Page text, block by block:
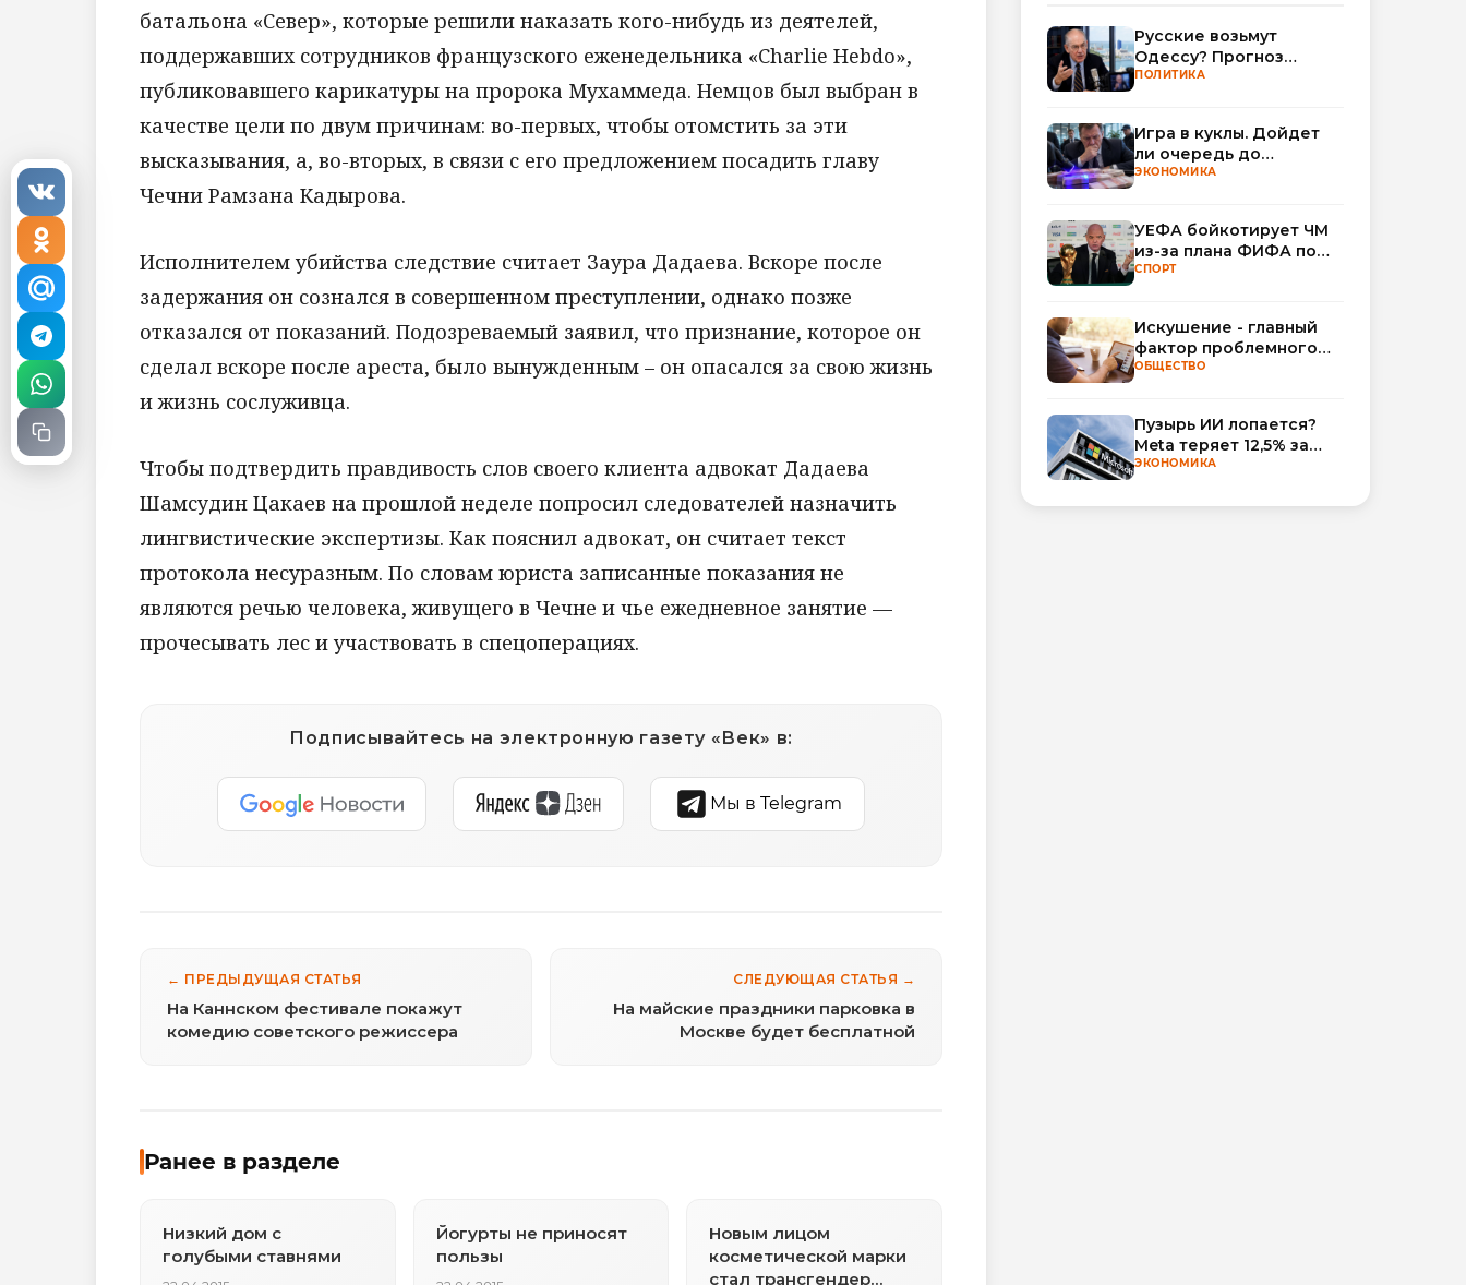
батальона «Север», которые решили наказать кого-нибудь из деятелей,
поддержавших сотрудников французского еженедельника «Charlie Hebdo»,
публиковавшего карикатуры на пророка Мухаммеда. Немцов был выбран в
качестве цели по двум причинам: во-первых, чтобы отомстить за эти
высказывания, а, во-вторых, в связи с его предложением посадить главу
Чечни Рамзана Кадырова.
Исполнителем убийства следствие считает Заура Дадаева. Вскоре после
задержания он сознался в совершенном преступлении, однако позже
отказался от показаний. Подозреваемый заявил, что признание, которое он
сделал вскоре после ареста, было вынужденным – он опасался за свою жизнь
и жизнь сослуживца.
Чтобы подтвердить правдивость слов своего клиента адвокат Дадаева
Шамсудин Цакаев на прошлой неделе попросил следователей назначить
лингвистические экспертизы. Как пояснил адвокат, он считает текст
протокола несуразным. По словам юриста записанные показания не
являются речью человека, живущего в Чечне и чье ежедневное занятие —
прочесывать лес и участвовать в спецоперациях.
Подписывайтесь на электронную газету «Век» в:
Мы в Telegram
← ПРЕДЫДУЩАЯ СТАТЬЯ
На Каннском фестивале покажут
комедию советского режиссера
СЛЕДУЮЩАЯ СТАТЬЯ →
На майские праздники парковка в
Москве будет бесплатной
Ранее в разделе
Низкий дом с
голубыми ставнями
Йогурты не приносят
пользы
Новым лицом
косметической марки
стал трансгендер
Русские возьмут
Одессу? Прогноз
Миршаймера
ПОЛИТИКА
Игра в куклы. Дойдет
ли очередь до
Миллера?
ЭКОНОМИКА
УЕФА бойкотирует ЧМ
из-за плана ФИФА по
привлечению частных
СПОРТ
Искушение - главный
фактор проблемного
использования
ОБЩЕСТВО
Пузырь ИИ лопается?
Meta теряет 12,5% за
неделю, а Microsoft и
ЭКОНОМИКА